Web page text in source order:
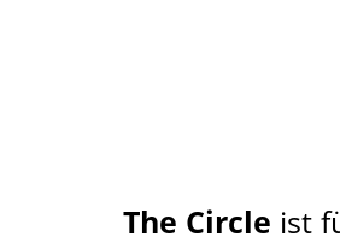
The Circle ist